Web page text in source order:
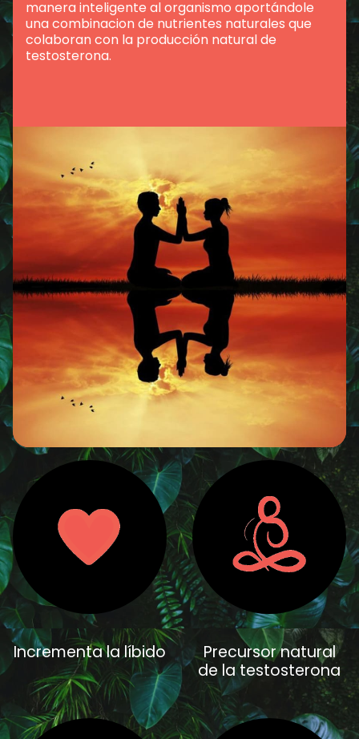
manera inteligente al organismo aportándole
una combinacion de nutrientes naturales que
colaboran con la producción natural de
testosterona.
Incrementa la líbido
Precursor natural
de la testosterona